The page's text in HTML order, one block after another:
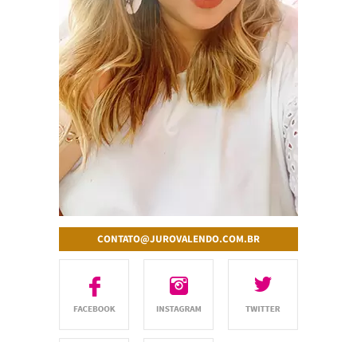
CONTATO@JUROVALENDO.COM.BR